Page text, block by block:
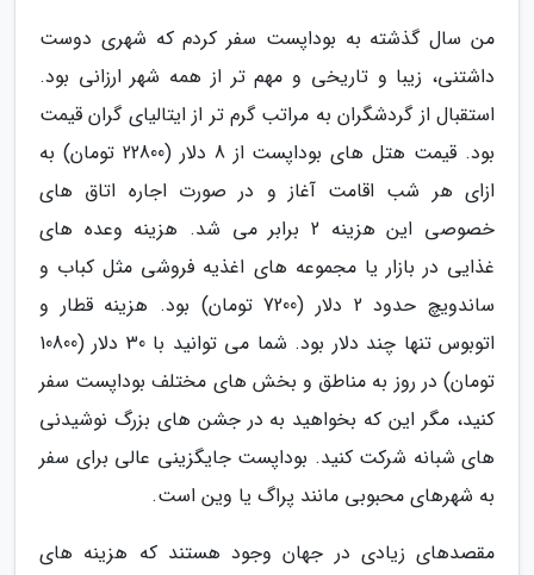
من سال گذشته به بوداپست سفر کردم که شهری دوست
داشتنی، زیبا و تاریخی و مهم تر از همه شهر ارزانی بود.
استقبال از گردشگران به مراتب گرم تر از ایتالیای گران قیمت
بود. قیمت هتل های بوداپست از 8 دلار (22800 تومان) به
ازای هر شب اقامت آغاز و در صورت اجاره اتاق های
خصوصی این هزینه 2 برابر می شد. هزینه وعده های
غذایی در بازار یا مجموعه های اغذیه فروشی مثل کباب و
ساندویچ حدود 2 دلار (7200 تومان) بود. هزینه قطار و
اتوبوس تنها چند دلار بود. شما می توانید با 30 دلار (10800
تومان) در روز به مناطق و بخش های مختلف بوداپست سفر
کنید، مگر این که بخواهید به در جشن های بزرگ نوشیدنی
های شبانه شرکت کنید. بوداپست جایگزینی عالی برای سفر
به شهرهای محبوبی مانند پراگ یا وین است.
مقصدهای زیادی در جهان وجود هستند که هزینه های